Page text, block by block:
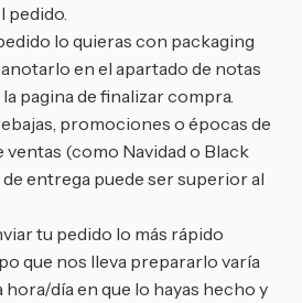
pedido.
lo quieras con packaging
en el apartado de notas
pagina de finalizar compra.
promociones o épocas de
ventas (como Navidad o Black
de entrega puede ser superior al
tu pedido lo más rápido
que nos lleva prepararlo varía
hora/día en que lo hayas hecho y